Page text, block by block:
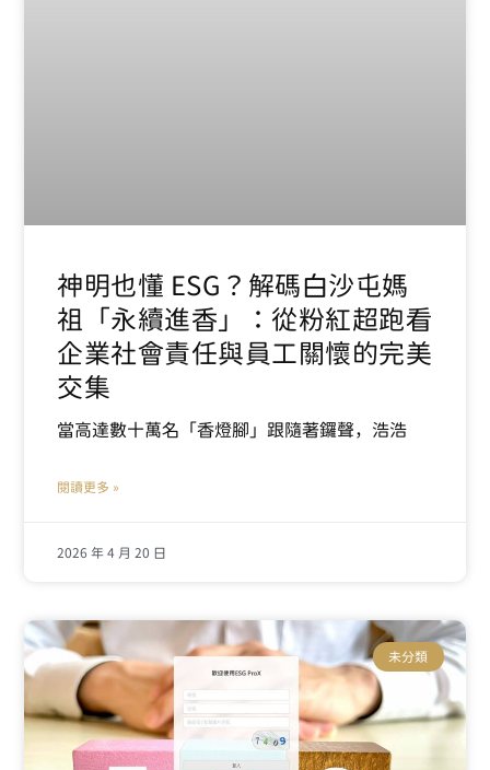
神明也懂 ESG？解碼白沙屯媽
祖「永續進香」：從粉紅超跑看
企業社會責任與員工關懷的完美
交集
當高達數十萬名「香燈腳」跟隨著鑼聲，浩浩
閱讀更多 »
2026 年 4 月 20 日
未分類